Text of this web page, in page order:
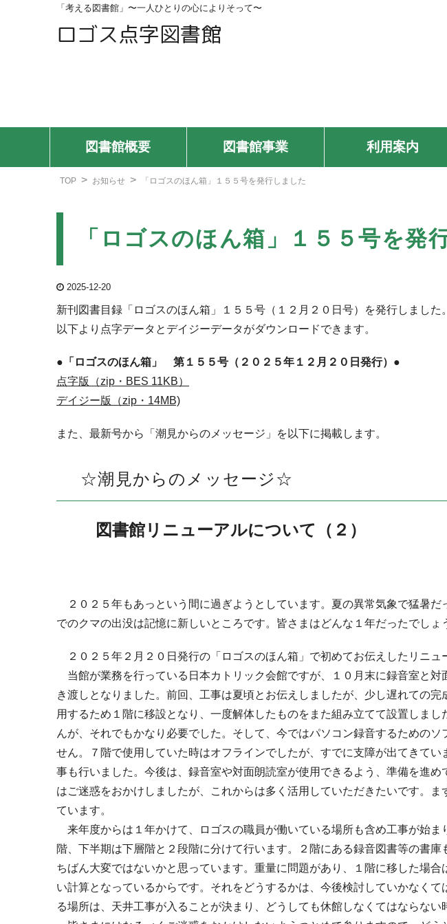
「考える図書館」〜一人ひとりの心によりそって〜
ロゴス点字図書館
図書館概要 図書館事業 利用案内
TOP お知らせ 「ロゴスのほん箱」１５５号を発行しました
「ロゴスのほん箱」１５５号を発
2025-12-20
新刊図書目録「ロゴスのほん箱」１５５号（１２月２０日号）を発行しました。
以下より点字データとデイジーデータがダウンロードできます。
●「ロゴスのほん箱」 第１５５号（２０２５年１２月２０日発行）●
点字版（zip・BES 11KB）
デイジー版（zip・14MB)
また、最新号から「潮見からのメッセージ」を以下に掲載します。
☆潮見からのメッセージ☆
図書館リニューアルについて（２）
２０２５年もあっという間に過ぎようとしています。夏の異常気象で猛暑
でのクマの出没は記憶に新しいところです。皆さまはどんな１年だったでしょ
２０２５年２月２０日発行の「ロゴスのほん箱」で初めてお伝えしたリニュ
当館が業務を行っている日本カトリック会館ですが、１０月末に録音室と対
き渡しとなりました。前回、工事は夏頃とお伝えしましたが、少し遅れての
用するため１階に移設となり、一度解体したものをまた組み立てて設置しま
んが、それでもかなり必要でした。そして、今ではパソコン録音するためのソ
せん。７階で使用していた時はオフラインでしたが、すでに支障が出てきてい
事も行いました。今後は、録音室や対面朗読室が使用できるよう、準備を進め
はご迷惑をおかけしましたが、これからは多く活用していただきたいです。
ています。
来年度からは１年かけて、ロゴスの職員が働いている場所も含め工事が始
階、下半期は下層階と２段階に分けて行います。２階にある録音図書等の書
ちばん大変ではないかと思っています。重量に問題があり、１階に移した場
い計算となっているからです。それをどうするかは、今後検討していかなく
る場所は、天井工事が入ることが決まり、どうしても休館しなくてはならない